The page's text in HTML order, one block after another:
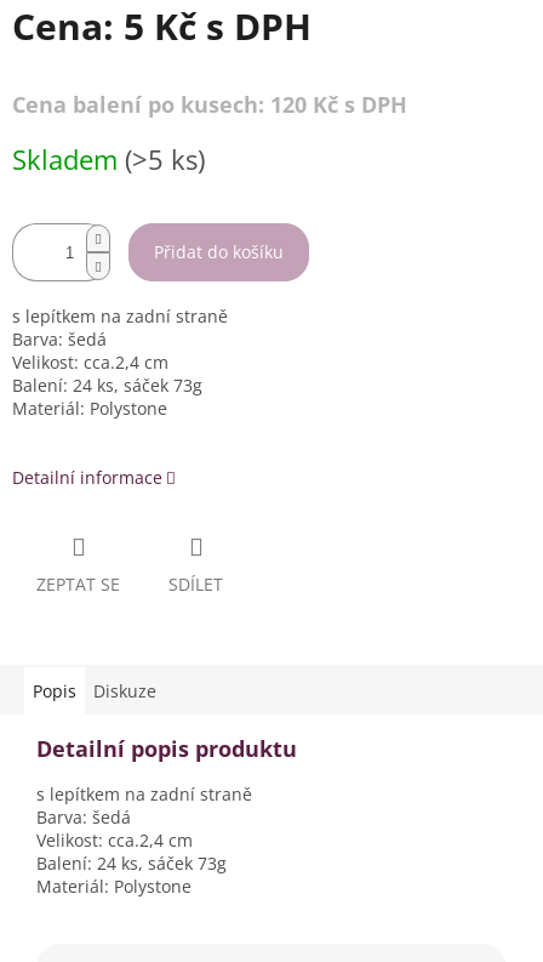
Cena: 5 Kč s DPH
Cena balení po kusech: 120 Kč s DPH
cena:
Skladem (>5 ks)
Přidat do košíku
s lepítkem na zadní straně
Barva: šedá
Velikost: cca.2,4 cm
Balení: 24 ks, sáček 73g
Materiál: Polystone
Detailní informace
ZEPTAT SE SDÍLET
Popis Diskuze
Detailní popis produktu
s lepítkem na zadní straně
Barva: šedá
Velikost: cca.2,4 cm
Balení: 24 ks, sáček 73g
Materiál: Polystone